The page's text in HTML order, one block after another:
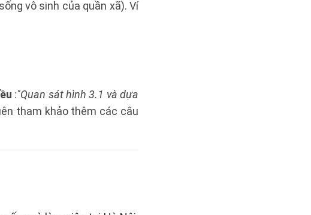
vô sinh của quần xã). Ví
:"Quan sát hình 3.1 và dựa
tham khảo thêm các câu